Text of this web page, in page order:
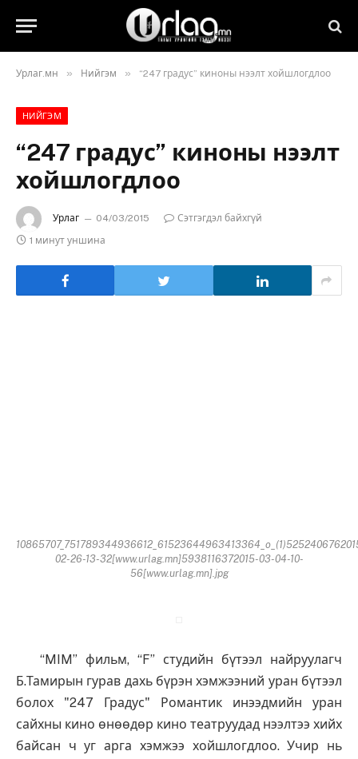
Урлаг.мн » Нийгэм » “247 градус” киноны нээлт хойшлогдлоо
НИЙГЭМ
“247 градус” киноны нээлт
хойшлогдлоо
Урлаг 04/03/2015
Сэтгэгдэл байхгүй
1 минут уншина
02-26-13-32[www.urlag.mn]5938116372015-03-04-10-
56[www.urlag.mn].jpg
“MIM” фильм, “F” студийн бүтээл найруулагч
Б.Тамирын гурав дахь бүрэн хэмжээний уран бүтээл
болох "247 Градус" Романтик инээдмийн уран
сайхны кино өнөөдөр кино театруудад нээлтээ хийх
байсан ч уг арга хэмжээ хойшлогдлоо. Учир нь